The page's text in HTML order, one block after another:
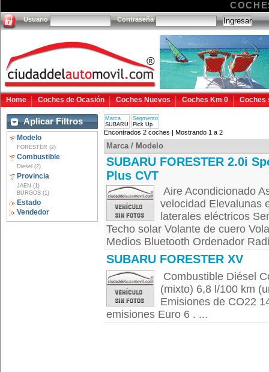
Usuario Contraseña
Home Coches de Ocasión Coches Nuevos Coches Km 0 Coches
Aplicar Filtros
Modelo
FORESTER (2)
Combustible
Diesel (2)
Provincia
JAEN (1)
BURGOS (1)
Estado
Vendedor
Marca
SUBARU
Segmento
Pick Up
Encontrados 2 coches | Mostrando 1 a 2
Marca / Modelo
SUBARU FORESTER 2.0i
Plus CVT
Aire Acondicionado
velocidad Elevalunas
laterales eléctricos
Techo solar Volante de cuero
Medios Bluetooth Ordenador
SUBARU FORESTER XV
Combustible Diésel
(mixto) 6,8 l/100 km
Emisiones de CO22
emisiones Euro 6 . ...